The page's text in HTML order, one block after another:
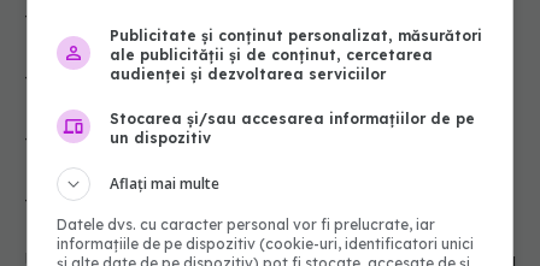
- umflare a buzelor, feței sau gâtului
- urticarie sau erupție pe piele
- greață sau vărsături
- durere de stomac.
Publicitate și conținut personalizat, măsurători
ale publicității și de conținut, cercetarea
audienței și dezvoltarea serviciilor
Stocarea și/sau accesarea informațiilor de pe
un dispozitiv
Aflați mai multe
Datele dvs. cu caracter personal vor fi prelucrate, iar
informațiile de pe dispozitiv (cookie-uri, identificatori unici